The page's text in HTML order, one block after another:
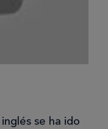
se ha ido